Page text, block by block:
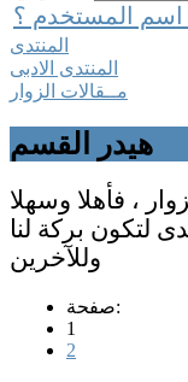
المستخدم ؟
المنتدى
المنتدى الادبى
مــقالات الزوار
هيدر القسم
، فأهلا وسهلا
لتكون بركة لنا
وللآخرين
صفحة:
1
2